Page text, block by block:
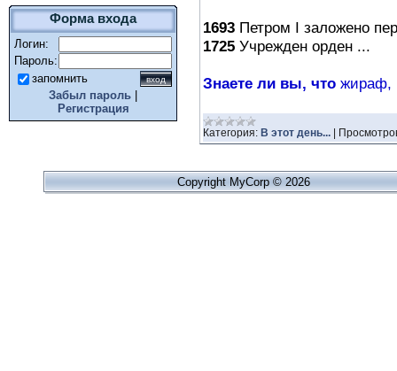
Форма входа
Логин:
Пароль:
запомнить
Забыл пароль
Регистрация
1693 Петром I заложено
1725 Учрежден орден ...
Знаете ли вы, что жираф,
Категория: В этот день... |
Copyright MyCorp © 2026